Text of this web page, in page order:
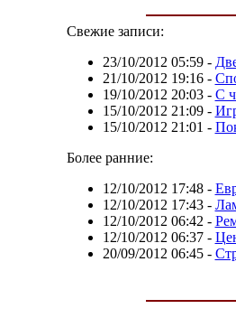
Свежие записи:
23/10/2012 05:59-
21/10/2012 19:16-
19/10/2012 20:03- С
15/10/2012 21:09-
15/10/2012 21:01 -
Более ранние:
12/10/2012 17:48-
12/10/2012 17:43-
12/10/2012 06:42 -
12/10/2012 06:37-
20/09/2012 06:45-